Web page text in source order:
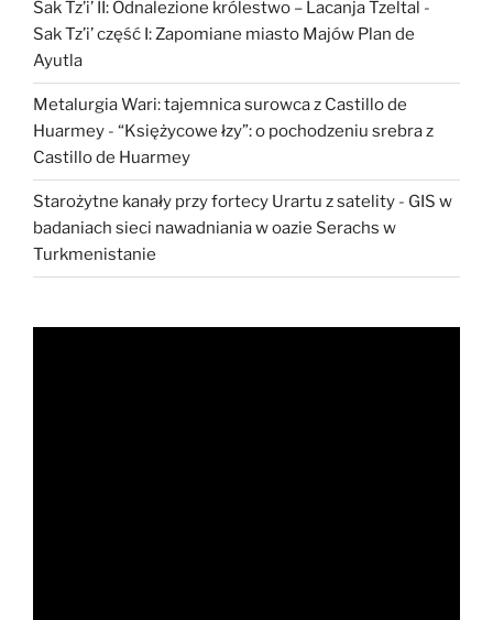
Sak Tz’i’ II: Odnalezione królestwo – Lacanja Tzeltal -
Sak Tz’i’ część I: Zapomiane miasto Majów Plan de
Ayutla
Metalurgia Wari: tajemnica surowca z Castillo de
Huarmey - “Księżycowe łzy”: o pochodzeniu srebra z
Castillo de Huarmey
Starożytne kanały przy fortecy Urartu z satelity - GIS w
badaniach sieci nawadniania w oazie Serachs w
Turkmenistanie